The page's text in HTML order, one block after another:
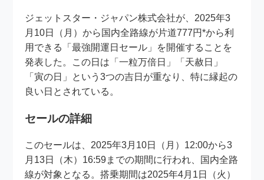
ジェットスター・ジャパン株式会社が、2025年3
月10日（月）から国内全路線が片道777円*から利
用できる「最強開運日セール」を開催することを
発表した。この日は「一粒万倍日」「天赦日」
「寅の日」という3つの吉日が重なり、特に縁起の
良い日とされている。
セールの詳細
このセールは、2025年3月10日（月）12:00から3
月13日（木）16:59までの期間に行われ、国内全路
線が対象となる。搭乗期間は2025年4月1日（火）